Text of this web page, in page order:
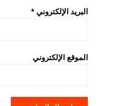
البريد الإلكتروني *
الموقع الإلكتروني